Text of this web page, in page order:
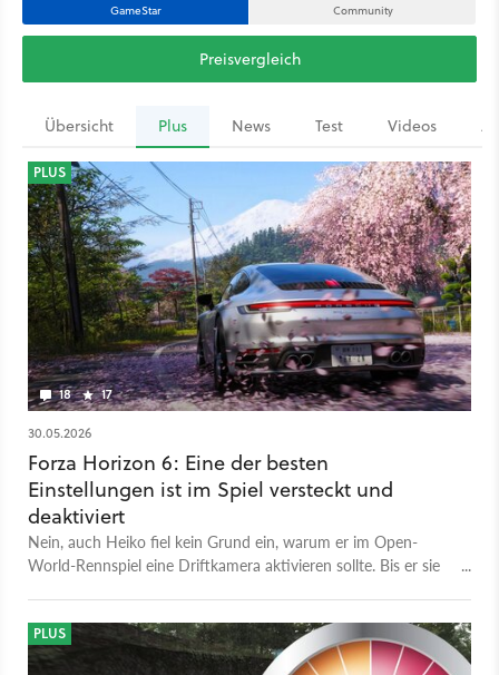
GameStar Community
Preisvergleich
Übersicht Plus News Test Videos
18 17
PLUS
30.05.2026
Forza Horizon 6: Eine der besten
Einstellungen ist im Spiel versteckt und
deaktiviert
Nein, auch Heiko fiel kein Grund ein, warum er im Open-
World-Rennspiel eine Driftkamera aktivieren sollte. Bis er sie
PLUS